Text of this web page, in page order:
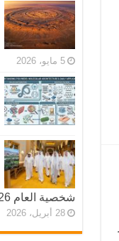
5 مايو، 2026
شخصية العام 2026
28 أبريل، 2026